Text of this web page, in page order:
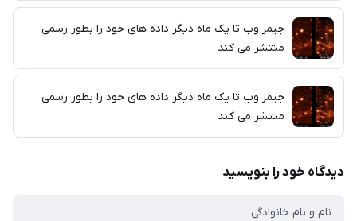
جیمز وب تا یک ماه دیگر داده های خود را بطور رسمی
منتشر می کند
جیمز وب تا یک ماه دیگر داده های خود را بطور رسمی
منتشر می کند
دیدگاه خود را بنویسید